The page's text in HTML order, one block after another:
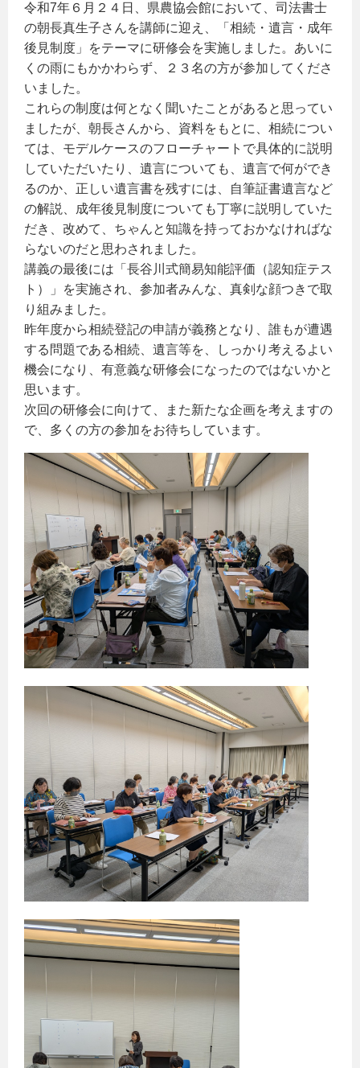
令和7年６月２４日、県農協会館において、司法書士
の朝長真生子さんを講師に迎え、「相続・遺言・成年
後見制度」をテーマに研修会を実施しました。あいに
くの雨にもかかわらず、２３名の方が参加してくださ
いました。
これらの制度は何となく聞いたことがあると思ってい
ましたが、朝長さんから、資料をもとに、相続につい
ては、モデルケースのフローチャートで具体的に説明
していただいたり、遺言についても、遺言で何ができ
るのか、正しい遺言書を残すには、自筆証書遺言など
の解説、成年後見制度についても丁寧に説明していた
だき、改めて、ちゃんと知識を持っておかなければな
らないのだと思わされました。
講義の最後には「長谷川式簡易知能評価（認知症テス
ト）」を実施され、参加者みんな、真剣な顔つきで取
り組みました。
昨年度から相続登記の申請が義務となり、誰もが遭遇
する問題である相続、遺言等を、しっかり考えるよい
機会になり、有意義な研修会になったのではないかと
思います。
次回の研修会に向けて、また新たな企画を考えますの
で、多くの方の参加をお待ちしています。